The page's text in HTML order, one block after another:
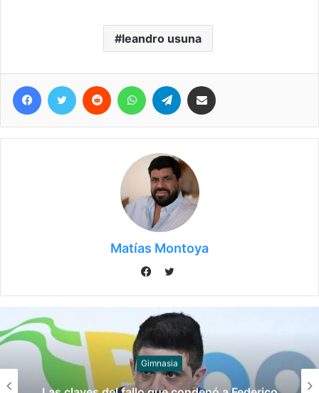
leandro usuna
Facebook
Twitter Reddit WhatsAppTelegram
Matías Montoya
Twitter
Juegos